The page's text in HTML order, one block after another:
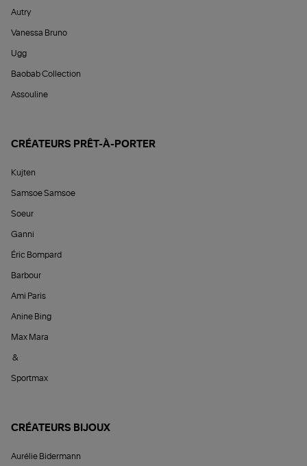
Autry
Vanessa Bruno
Ugg
Baobab Collection
Assouline
CRÉATEURS PRÊT-À-PORTER
Kujten
Samsoe Samsoe
Soeur
Ganni
Éric Bompard
Barbour
Ami Paris
Anine Bing
Max Mara
&
Sportmax
CRÉATEURS BIJOUX
Aurélie Bidermann